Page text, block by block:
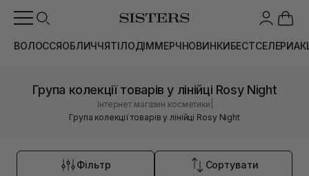
ВОЛОССЯОБЛИЧЧЯТІЛОДІММЕРЧНОВИНКИБЕСТСЕЛЕРИ
Група колекції товарів у лінійці Rosy Night
Інтернет магазин косметики
Група колекції товарів у лінійці Rosy Night
Фільтр Сортувати